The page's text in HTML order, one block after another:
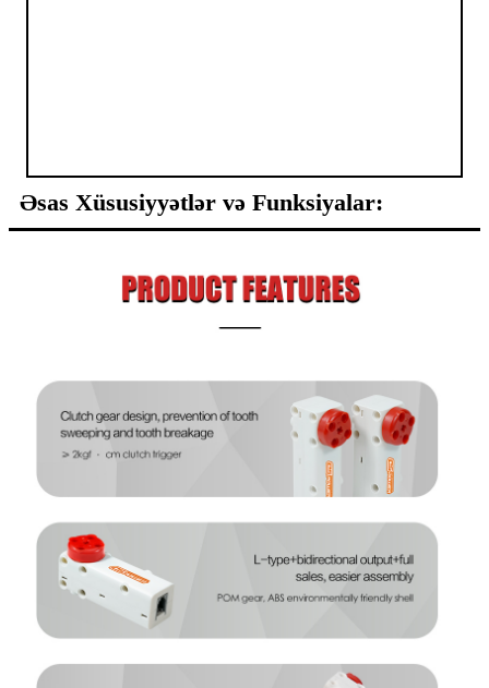
Əsas Xüsusiyyətlər və Funksiyalar: